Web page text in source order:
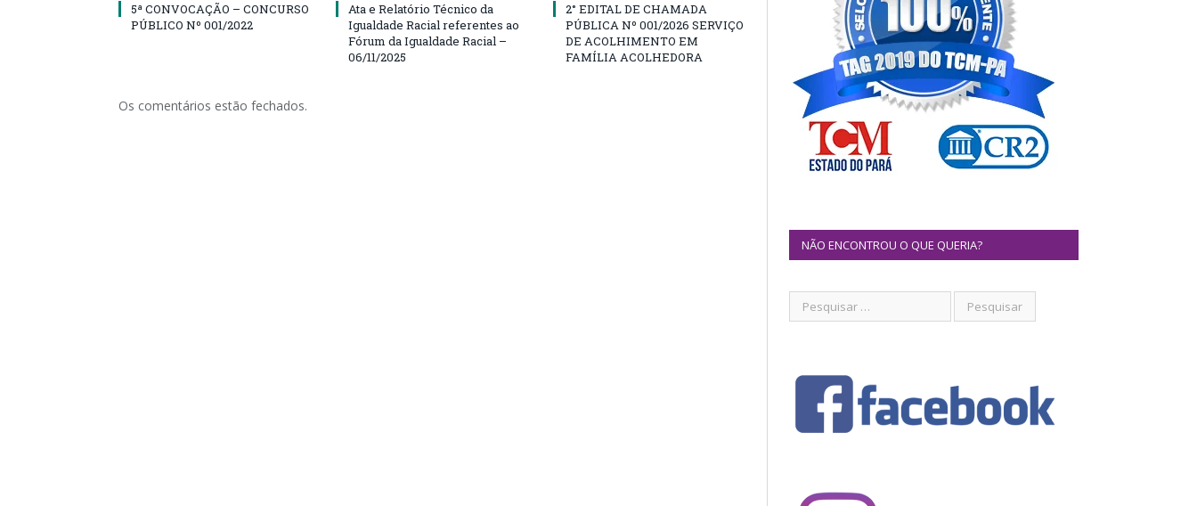
5ª CONVOCAÇÃO – CONCURSO
PÚBLICO Nº 001/2022
Ata e Relatório Técnico da
Igualdade Racial referentes ao
Fórum da Igualdade Racial –
06/11/2025
2° EDITAL DE CHAMADA
PÚBLICA Nº 001/2026 SERVIÇO
DE ACOLHIMENTO EM
FAMÍLIA ACOLHEDORA
Os comentários estão fechados.
NÃO ENCONTROU O QUE QUERIA?